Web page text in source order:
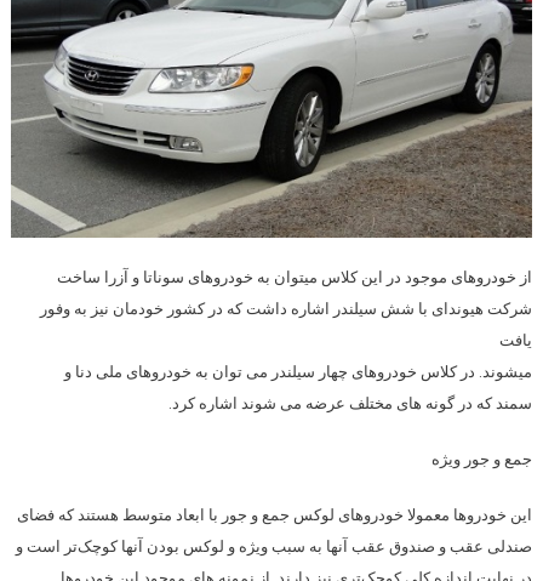
از خودروهای موجود در این کلاس میتوان به خودروهای سوناتا و آزرا ساخت
شرکت هیوندای با شش سیلندر اشاره داشت که در کشور خودمان نیز به وفور
یافت
میشوند. در کلاس خودروهای چهار سیلندر می توان به خودروهای ملی دنا و
سمند که در گونه های مختلف عرضه می شوند اشاره کرد.
جمع و جور ویژه
این خودروها معمولا خودروهای لوکس جمع و جور با ابعاد متوسط هستند که فضای
صندلی عقب و صندوق عقب آنها به سبب ویژه و لوکس بودن آنها کوچک‌تر است و